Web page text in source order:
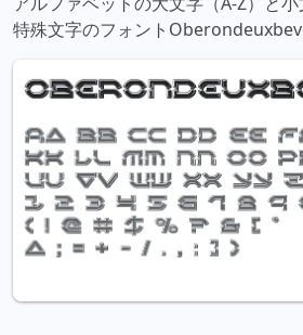
特殊文字のフォント